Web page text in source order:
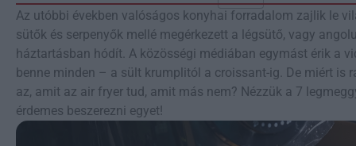
Az utóbbi években valóságos konyhai forradalom zajlik le
sütők és serpenyők mellé megérkezett a légsütő, vagy
háztartásban hódít. A közösségi médiában egymást érik a
benne minden – a sült krumplitól a croissant-ig. De miért is
az, amit az air fryer tud, amit más nem? Nézzük a 7
érdemes beszerezni egyet!